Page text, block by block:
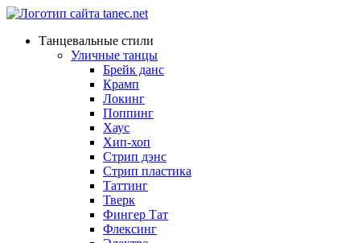
Танцевальные стили
Уличные танцы
Брейк данс
Крамп
Локинг
Поппинг
Хаус
Хип-хоп
Стрип дэнс
Стрип пластика
Таттинг
Тверк
Фингер Тат
Флексинг